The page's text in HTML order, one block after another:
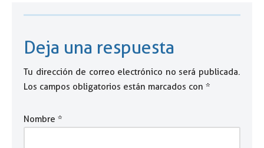
Deja una respuesta
Tu dirección de correo electrónico no será publicada.
Los campos obligatorios están marcados con *
Nombre *